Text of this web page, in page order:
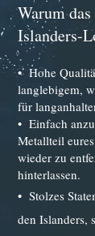
Warum
Islanders-
•⁠ ⁠Hohe
langlebigem,
für
•⁠ ⁠Einfach
Metallteil
wieder zu
hinterlassen.
•⁠ ⁠Stolzes
den Islanders,